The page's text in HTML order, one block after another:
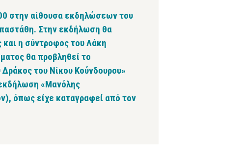
στην αίθουσα εκδηλώσεων του
Στην εκδήλωση θα
η σύντροφος του Λάκη
θα προβληθεί το
του Νίκου Κούνδουρου»
«Μανόλης
όπως είχε καταγραφεί από τον